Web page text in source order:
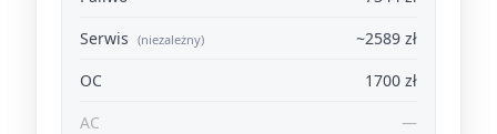
Serwis (niezależny)
~2589 zł
OC
1700 zł
AC
—